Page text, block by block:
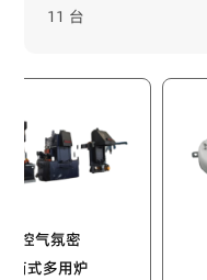
11 台
氛密
用炉